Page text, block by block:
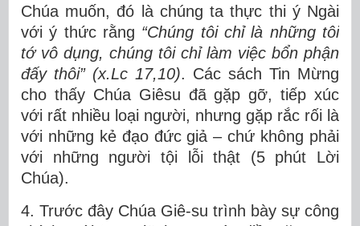
Chúa muốn, đó là chúng ta thực thi ý Ngài
với ý thức rằng “Chúng tôi chỉ là những tôi
tớ vô dụng, chúng tôi chỉ làm việc bổn phận
đấy thôi” (x.Lc 17,10). Các sách Tin Mừng
cho thấy Chúa Giêsu đã gặp gỡ, tiếp xúc
với rất nhiều loại người, nhưng gặp rắc rối là
với những kẻ đạo đức giả – chứ không phải
với những người tội lỗi thật (5 phút Lời
Chúa).
4. Trước đây Chúa Giê-su trình bày sự công